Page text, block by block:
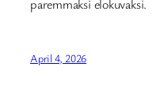
paremmaksi elokuvaksi.
April 4, 2026